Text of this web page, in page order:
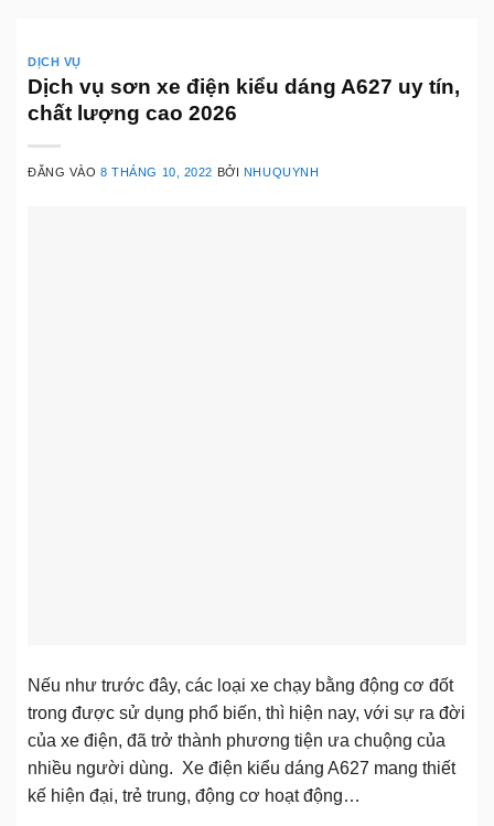
DỊCH VỤ
Dịch vụ sơn xe điện kiểu dáng A627 uy tín,
chất lượng cao 2026
ĐĂNG VÀO8 THÁNG 10, 2022 BỞI NHUQUYNH
Nếu như trước đây, các loại xe chạy bằng động cơ đốt
trong được sử dụng phổ biến, thì hiện nay, với sự ra đời
của xe điện, đã trở thành phương tiện ưa chuộng của
nhiều người dùng. Xe điện kiểu dáng A627 mang thiết
kế hiện đại, trẻ trung, động cơ hoạt động…